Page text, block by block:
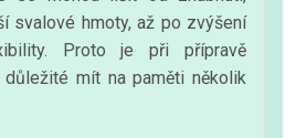
svalové hmoty, až po zvýšení
Proto je při přípravě
důležité mít na paměti několik